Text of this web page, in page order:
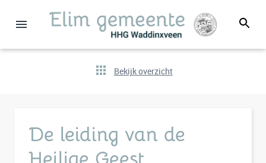
Bekijk overzicht
De leiding van de